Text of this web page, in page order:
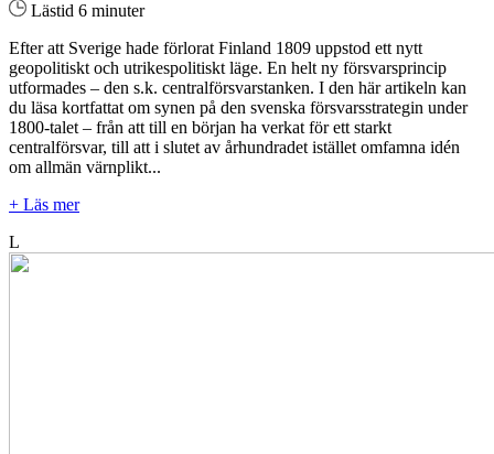
Lästid 6 minuter
Efter att Sverige hade förlorat Finland 1809 uppstod ett nytt
geopolitiskt och utrikespolitiskt läge. En helt ny försvarsprincip
utformades – den s.k. centralförsvarstanken. I den här artikeln kan
du läsa kortfattat om synen på den svenska försvarsstrategin under
1800-talet – från att till en början ha verkat för ett starkt
centralförsvar, till att i slutet av århundradet istället omfamna idén
om allmän värnplikt...
+ Läs mer
L